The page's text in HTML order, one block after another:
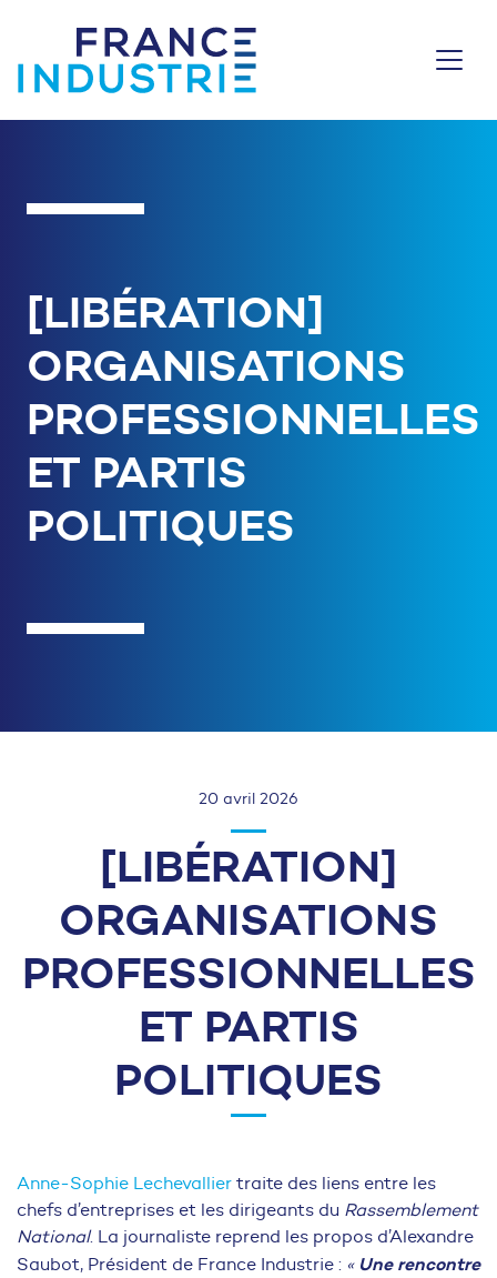
[LIBÉRATION]
ORGANISATIONS
PROFESSIONNELLES
ET PARTIS
POLITIQUES
20 avril 2026
[LIBÉRATION]
ORGANISATIONS
PROFESSIONNELLES
ET PARTIS
POLITIQUES
Anne-Sophie Lechevallier traite des liens entre les
chefs d’entreprises et les dirigeants du Rassemblement
National. La journaliste reprend les propos d’Alexandre
Saubot, Président de France Industrie : « Une rencontre